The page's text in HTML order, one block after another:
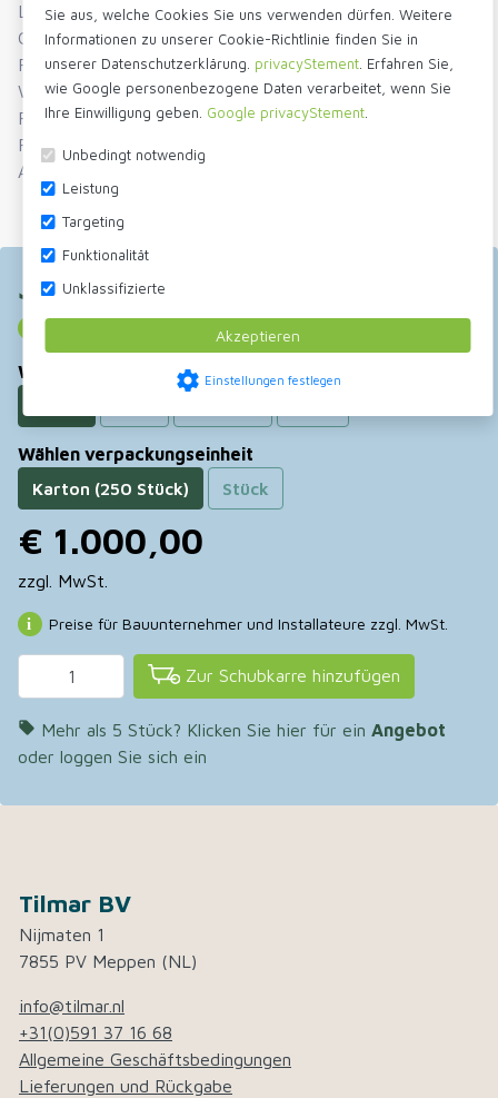
Luftdurchlass
29,5 cm2
Größe
13 x 9 cm
Farbe
Braun
Werkstoff
Kunststoff
Funktion
Aufbau
Form
Auch gefunden in
Jetzt bestellen
Keine Direktlieferung an Privatpersonen
Wählen farbe
Wählen verpackungseinheit
Karton (250 Stück)
Stück
€ 1.000,00
zzgl. MwSt.
Preise für Bauunternehmer und Installateure zzgl. MwSt.
Zur Schubkarre hinzufügen
 Mehr als 5 Stück? Klicken Sie hier für ein Angebot
oder loggen Sie sich ein
Tilmar BV
Nijmaten 1
7855 PV Meppen (NL)
info@tilmar.nl
+31(0)591 37 16 68
Allgemeine Geschäftsbedingungen
Lieferungen und Rückgabe
Sie aus, welche Cookies Sie uns verwenden dürfen. Weitere
Informationen zu unserer Cookie-Richtlinie finden Sie in
unserer Datenschutzerklärung. privacyStement . Erfahren Sie,
wie Google personenbezogene Daten verarbeitet, wenn Sie
Ihre Einwilligung geben. Google privacyStement
Unbedingt notwendig
Leistung
Targeting
Funktionalität
Unklassifizierte
Akzeptieren
settings Einstellungen festlegen